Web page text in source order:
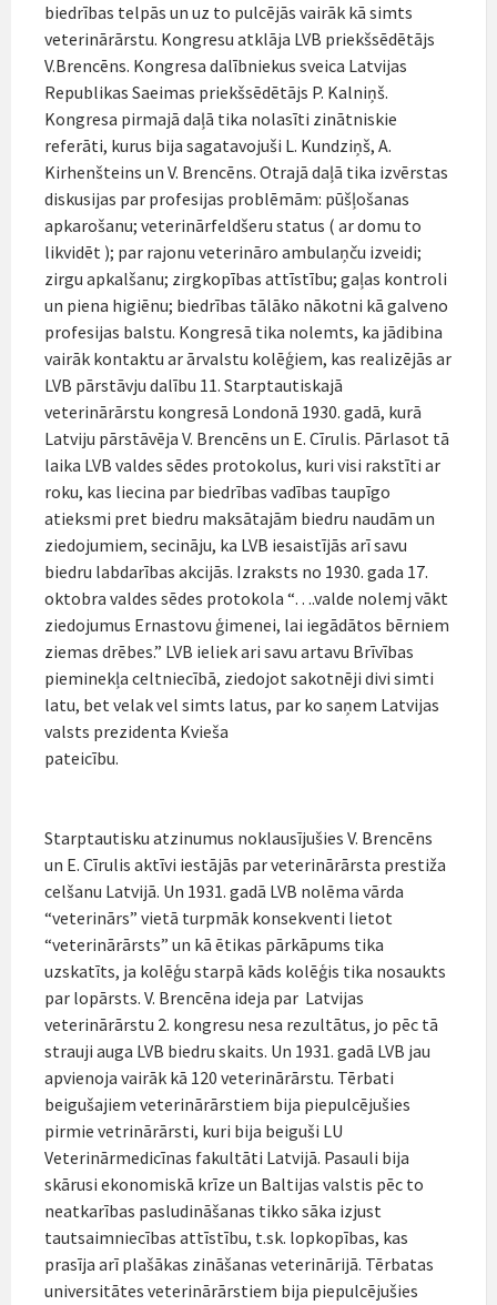
biedrības telpās un uz to pulcējās vairāk kā simts
veterinārārstu. Kongresu atklāja LVB priekšsēdētājs
V.Brencēns. Kongresa dalībniekus sveica Latvijas
Republikas Saeimas priekšsēdētājs P. Kalniņš.
Kongresa pirmajā daļā tika nolasīti zinātniskie
referāti, kurus bija sagatavojuši L. Kundziņš, A.
Kirhenšteins un V. Brencēns. Otrajā daļā tika izvērstas
diskusijas par profesijas problēmām: pūšļošanas
apkarošanu; veterinārfeldšeru status ( ar domu to
likvidēt ); par rajonu veterināro ambulaņču izveidi;
zirgu apkalšanu; zirgkopības attīstību; gaļas kontroli
un piena higiēnu; biedrības tālāko nākotni kā galveno
profesijas balstu. Kongresā tika nolemts, ka jādibina
vairāk kontaktu ar ārvalstu kolēģiem, kas realizējās ar
LVB pārstāvju dalību 11. Starptautiskajā
veterinārārstu kongresā Londonā 1930. gadā, kurā
Latviju pārstāvēja V. Brencēns un E. Cīrulis. Pārlasot tā
laika LVB valdes sēdes protokolus, kuri visi rakstīti ar
roku, kas liecina par biedrības vadības taupīgo
atieksmi pret biedru maksātajām biedru naudām un
ziedojumiem, secināju, ka LVB iesaistījās arī savu
biedru labdarības akcijās. Izraksts no 1930. gada 17.
oktobra valdes sēdes protokola “….valde nolemj vākt
ziedojumus Ernastovu ģimenei, lai iegādātos bērniem
ziemas drēbes.” LVB ieliek ari savu artavu Brīvības
pieminekļa celtniecībā, ziedojot sakotnēji divi simti
latu, bet velak vel simts latus, par ko saņem Latvijas
valsts prezidenta Kvieša
pateicību.
Starptautisku atzinumus noklausījušies V. Brencēns
un E. Cīrulis aktīvi iestājās par veterinārārsta prestiža
celšanu Latvijā. Un 1931. gadā LVB nolēma vārda
“veterinārs” vietā turpmāk konsekventi lietot
“veterinārārsts” un kā ētikas pārkāpums tika
uzskatīts, ja kolēģu starpā kāds kolēģis tika nosaukts
par lopārsts. V. Brencēna ideja par Latvijas
veterinārārstu 2. kongresu nesa rezultātus, jo pēc tā
strauji auga LVB biedru skaits. Un 1931. gadā LVB jau
apvienoja vairāk kā 120 veterinārārstu. Tērbati
beigušajiem veterinārārstiem bija piepulcējušies
pirmie vetrinārārsti, kuri bija beiguši LU
Veterinārmedicīnas fakultāti Latvijā. Pasauli bija
skārusi ekonomiskā krīze un Baltijas valstis pēc to
neatkarības pasludināšanas tikko sāka izjust
tautsaimniecības attīstību, t.sk. lopkopības, kas
prasīja arī plašākas zināšanas veterinārijā. Tērbatas
universitātes veterinārārstiem bija piepulcējušies